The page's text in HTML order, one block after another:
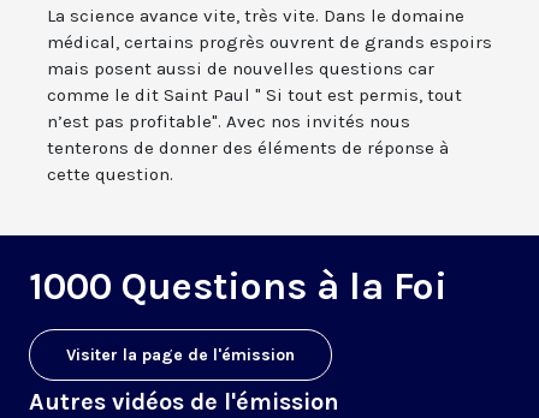
La science avance vite, très vite. Dans le domaine
médical, certains progrès ouvrent de grands espoirs
mais posent aussi de nouvelles questions car
comme le dit Saint Paul " Si tout est permis, tout
n’est pas profitable". Avec nos invités nous
tenterons de donner des éléments de réponse à
cette question.
1000 Questions à la Foi
Visiter la page de l'émission
Autres vidéos de l'émission